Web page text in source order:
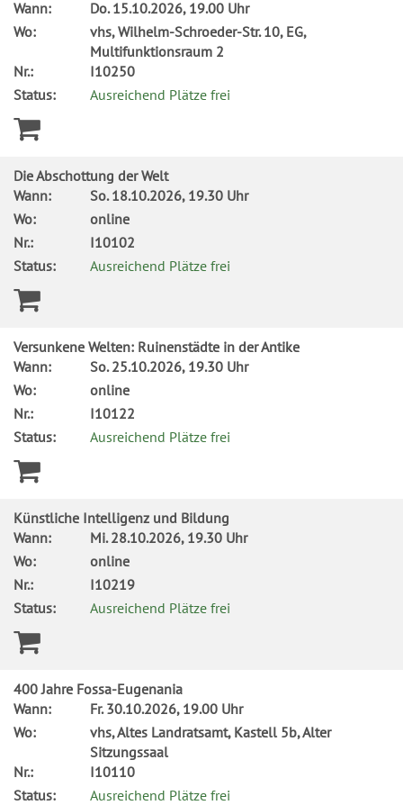
Wann: Do.15.10.2026, 19.00 Uhr
Wo:
vhs, Wilhelm-Schroeder-Str. 10, EG,
Multifunktionsraum 2
Nr.:
I10250
Status:
Ausreichend Plätze frei
Die Abschottung der Welt
Wann:
So.18.10.2026, 19.30 Uhr
Wo:
online
Nr.:
I10102
Status:
Ausreichend Plätze frei
Versunkene Welten: Ruinenstädte in der Antike
Wann:
So.25.10.2026, 19.30 Uhr
Wo:
online
Nr.:
I10122
Status:
Ausreichend Plätze frei
Künstliche Intelligenz und Bildung
Wann:
Mi.28.10.2026, 19.30 Uhr
Wo:
online
Nr.:
I10219
Status:
Ausreichend Plätze frei
400 Jahre Fossa-Eugenania
Wann:
Fr.30.10.2026, 19.00 Uhr
Wo:
vhs, Altes Landratsamt, Kastell 5b, Alter
Sitzungssaal
Nr.:
I10110
Status:
Ausreichend Plätze frei